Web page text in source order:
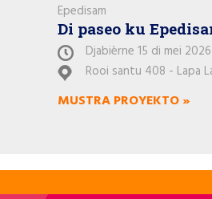
Epedisam
Di paseo ku
Djabièrne 15 di mei
Rooi santu 408 - Lapa
MUSTRA PROYEKTO »